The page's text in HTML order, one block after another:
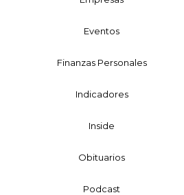
Eventos
Finanzas Personales
Indicadores
Inside
Obituarios
Podcast